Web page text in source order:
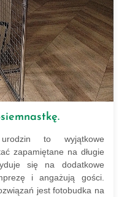
urodzin to wyjątkowe
zapamiętane na długie
się na dodatkowe
i angażują gości.
jest fotobudka na